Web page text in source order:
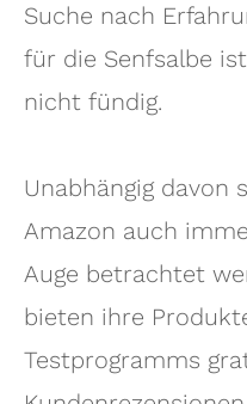
Suche nach
für die Senfsalbe
nicht fündig.
Unabhängig davon
Amazon auch
Auge betrachtet
bieten ihre
Testprogramms